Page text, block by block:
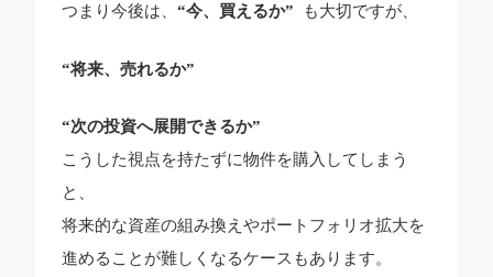
つまり今後は、 “今、買えるか” も大切ですが、
“将来、売れるか”
“次の投資へ展開できるか”
こうした視点を持たずに物件を購入してしまう
と、
将来的な資産の組み換えやポートフォリオ拡大を
進めることが難しくなるケースもあります。